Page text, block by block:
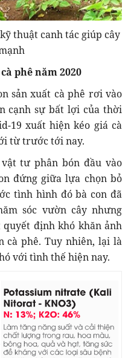
thuật canh tác giúp cây
phê năm 2020
sản xuất cà phê rơi vào
cạnh sự bất lợi của thời
19 xuất hiện kéo giá cà
từ trước tới nay.
tư phân bón đầu vào
đứng giữa lựa chọn bỏ
tình hình đó bà con đã
sóc vườn cây nhưng
định khó khăn ảnh
cà phê. Tuy nhiên, lại là
với tình thế hiện nay.